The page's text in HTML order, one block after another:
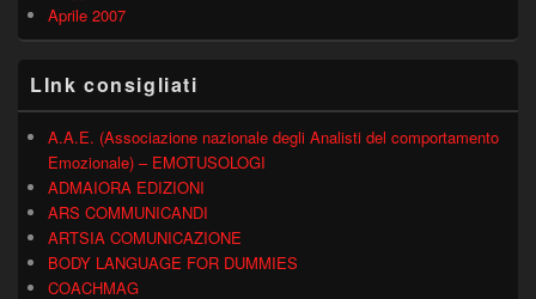
Aprile 2007
LInk consigliati
A.A.E. (Associazione nazionale degli Analisti del comportamento
Emozionale) – EMOTUSOLOGI
ADMAIORA EDIZIONI
ARS COMMUNICANDI
ARTSIA COMUNICAZIONE
BODY LANGUAGE FOR DUMMIES
COACHMAG